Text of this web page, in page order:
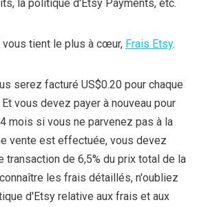
la politique d'Etsy Payments, etc.
vous tient le plus à cœur, Frais Etsy.
serez facturé US$0.20 pour chaque
vous devez payer à nouveau pour
mois si vous ne parvenez pas à la
vente est effectuée, vous devez
transaction de 6,5% du prix total de la
les frais détaillés, n'oubliez
d'Etsy relative aux frais et aux